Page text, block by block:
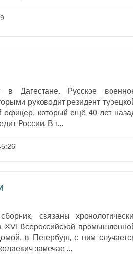
в Дагестане. Русское
руководит резидент
офицер, который ещё 40 лет
России. В г...
связаны
XVI Всероссийской
в Петербург, с ним
замечает...